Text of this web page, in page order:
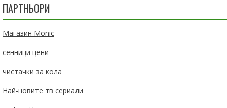
ПАРТНЬОРИ
Магазин Monic
сенници цени
чистачки за кола
Най-новите тв сериали